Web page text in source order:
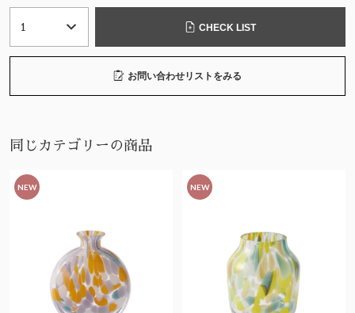
CHECK LIST
お問い合わせリストをみる
同じカテゴリーの商品
NEW NEW